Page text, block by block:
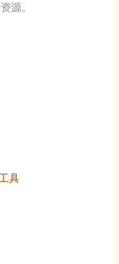
源。
具